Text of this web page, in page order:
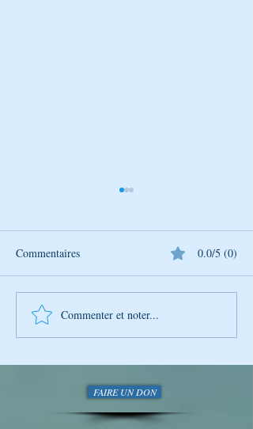
Conseils - Rabbi Nahman de
Breslev Et si vous les
Commentaires 0.0/5 (0)
Commenter et noter...
FAIRE UN DON